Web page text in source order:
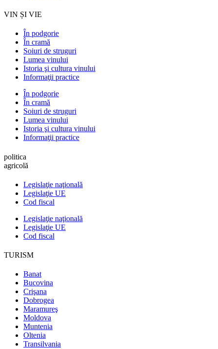
VIN ȘI VIE
În podgorie
În cramă
Soiuri de struguri
Lumea vinului
Istoria şi cultura vinului
Informaţii practice
În podgorie
În cramă
Soiuri de struguri
Lumea vinului
Istoria şi cultura vinului
Informaţii practice
politica
agricolă
Legislaţie naţională
Legislaţie UE
Cod fiscal
Legislaţie naţională
Legislaţie UE
Cod fiscal
TURISM
Banat
Bucovina
Crişana
Dobrogea
Maramureş
Moldova
Muntenia
Oltenia
Transilvania